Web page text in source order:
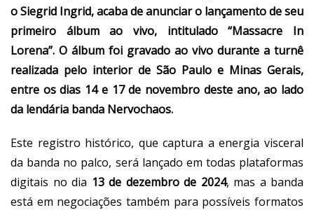
o Siegrid Ingrid, acaba de anunciar o lançamento de seu
primeiro álbum ao vivo, intitulado “Massacre In
Lorena”. O álbum foi gravado ao vivo durante a turnê
realizada pelo interior de São Paulo e Minas Gerais,
entre os dias 14 e 17 de novembro deste ano, ao lado
da lendária banda Nervochaos.
Este registro histórico, que captura a energia visceral
da banda no palco, será lançado em todas plataformas
digitais no dia 13 de dezembro de 2024, mas a banda
está em negociações também para possíveis formatos